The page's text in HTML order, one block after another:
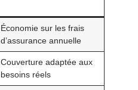
Économie sur les frais
d’assurance annuelle
Couverture adaptée aux
besoins réels